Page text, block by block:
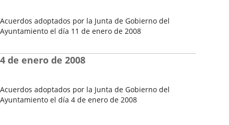
Acuerdos adoptados por la Junta de Gobierno del
Ayuntamiento el día 11 de enero de 2008
del
Pleno
Acuerdos adoptados por la Junta de Gobierno del
Ayuntamiento el día 4 de enero de 2008
4 de enero de 2008